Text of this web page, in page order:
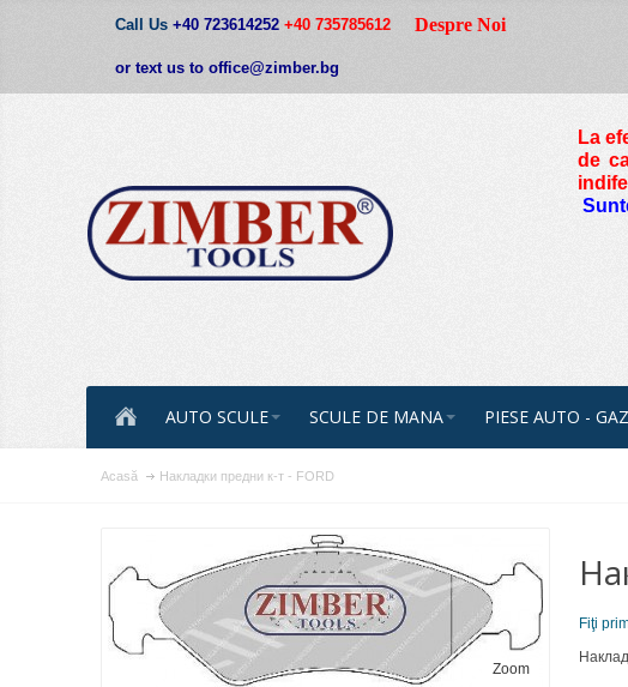
Call Us +40 723614252 +40 735785612
or text us to office@zimber.bg
Despre Noi
La
de
AUTO SCULE SCULE DE MANA PIESE AUTO -
Acasă Накладки предни к-т - FORD
Zoom
Fiţi